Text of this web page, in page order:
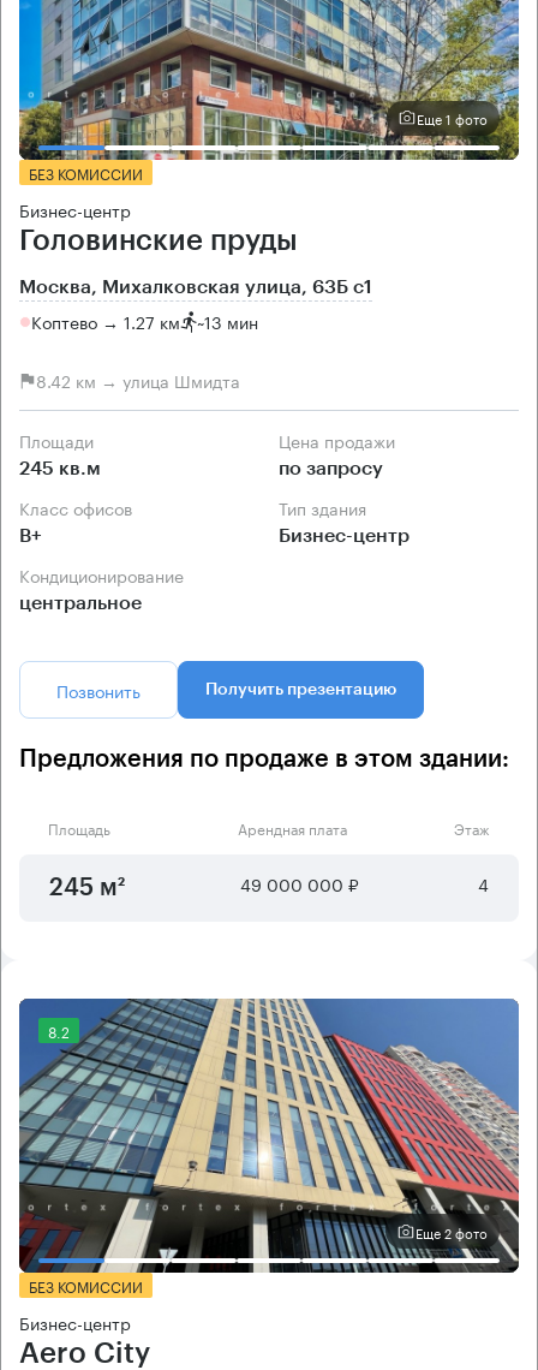
Еще 1 фото
БЕЗ КОМИССИИ
Бизнес-центр
Головинские пруды
Москва, Михалковская улица, 63Б с1
Коптево → 1.27 км ~13 мин
8.42 км → улица Шмидта
Площади
245 кв.м
Цена продажи
по запросу
Класс офисов
B+
Тип здания
Бизнес-центр
Кондиционирование
центральное
Позвонить Получить презентацию
Предложения по продаже в этом здании:
Площадь Арендная плата Этаж
245 м² 49 000 000 ₽ 4
8.2
Еще 2 фото
БЕЗ КОМИССИИ
Бизнес-центр
Aero City